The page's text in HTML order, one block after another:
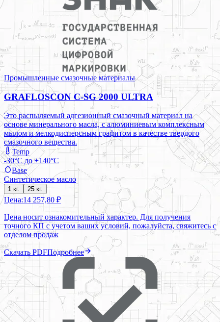
Промышленные смазочные материалы
GRAFLOSCON C-SG 2000 ULTRA
Это распыляемый адгезионный смазочный материал на
основе минерального масла, с алюминиевым комплексным
мылом и мелкодисперсным графитом в качестве твердого
смазочного вещества.
Temp
-30°C до +140°C
Base
Синтетическое масло
1 кг. 25 кг.
Цена:14 257,80 ₽
Цена носит ознакомительный характер. Для получения
точного КП с учетом ваших условий, пожалуйста, свяжитесь с
отделом продаж
Скачать PDFПодробнее